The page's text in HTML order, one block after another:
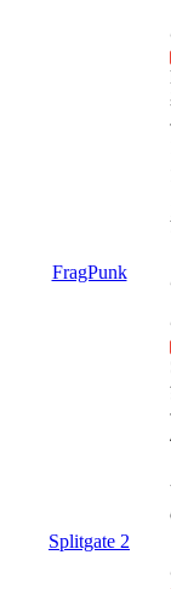
FragPunk
Splitgate 2